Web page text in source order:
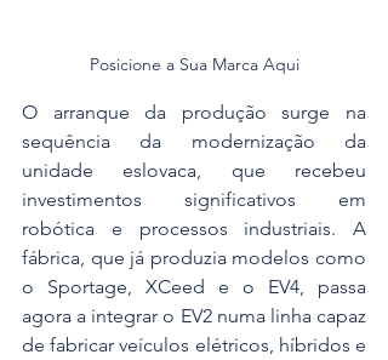
Posicione a Sua Marca Aqui
O arranque da produção surge na
sequência da modernização da
unidade eslovaca, que recebeu
investimentos significativos em
robótica e processos industriais. A
fábrica, que já produzia modelos como
o Sportage, XCeed e o EV4, passa
agora a integrar o EV2 numa linha capaz
de fabricar veículos elétricos, híbridos e